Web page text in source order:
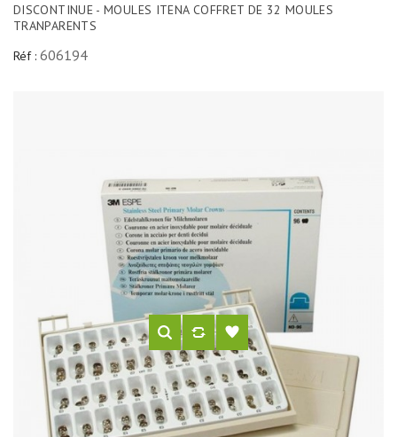
DISCONTINUE - MOULES ITENA COFFRET DE 32 MOULES
TRANPARENTS
Réf : 606194